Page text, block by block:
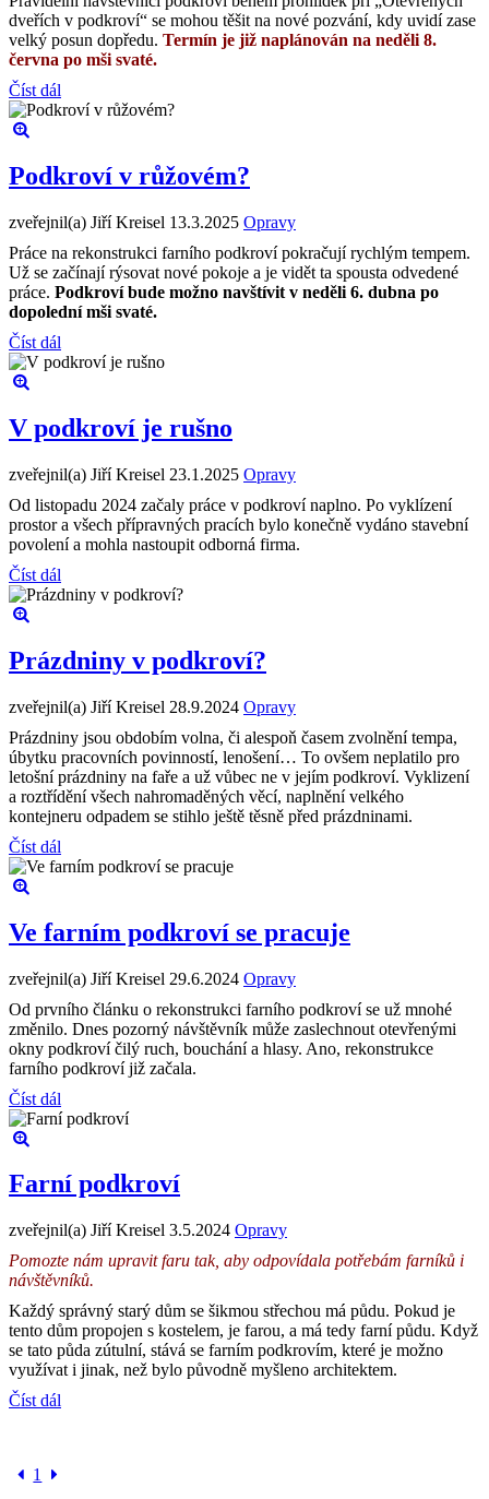
dveřích v podkroví“ se mohou těšit na nové pozvání, kdy uvidí zase
velký posun dopředu. Termín je již naplánován na neděli 8.
června po mši svaté.
Číst dál
Podkroví v růžovém?
zveřejnil(a) Jiří Kreisel 13.3.2025 Opravy
Práce na rekonstrukci farního podkroví pokračují rychlým tempem.
Už se začínají rýsovat nové pokoje a je vidět ta spousta odvedené
práce. Podkroví bude možno navštívit v neděli 6. dubna po
dopolední mši svaté.
Číst dál
V podkroví je rušno
zveřejnil(a) Jiří Kreisel 23.1.2025 Opravy
Od listopadu 2024 začaly práce v podkroví naplno. Po vyklízení
prostor a všech přípravných pracích bylo konečně vydáno stavební
povolení a mohla nastoupit odborná firma.
Číst dál
Prázdniny v podkroví?
zveřejnil(a) Jiří Kreisel 28.9.2024 Opravy
Prázdniny jsou obdobím volna, či alespoň časem zvolnění tempa,
úbytku pracovních povinností, lenošení… To ovšem neplatilo pro
letošní prázdniny na faře a už vůbec ne v jejím podkroví. Vyklizení
a roztřídění všech nahromaděných věcí, naplnění velkého
kontejneru odpadem se stihlo ještě těsně před prázdninami.
Číst dál
Ve farním podkroví se pracuje
zveřejnil(a) Jiří Kreisel 29.6.2024 Opravy
Od prvního článku o rekonstrukci farního podkroví se už mnohé
změnilo. Dnes pozorný návštěvník může zaslechnout otevřenými
okny podkroví čilý ruch, bouchání a hlasy. Ano, rekonstrukce
farního podkroví již začala.
Číst dál
Farní podkroví
zveřejnil(a) Jiří Kreisel 3.5.2024 Opravy
Pomozte nám upravit faru tak, aby odpovídala potřebám farníků i
návštěvníků.
Každý správný starý dům se šikmou střechou má půdu. Pokud je
tento dům propojen s kostelem, je farou, a má tedy farní půdu. Když
se tato půda zútulní, stává se farním podkrovím, které je možno
využívat i jinak, než bylo původně myšleno architektem.
Číst dál
1